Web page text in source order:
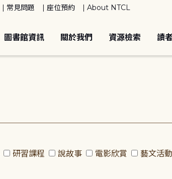
常見問題 座位預約 About NTCL
圖書館資訊 關於我們 資源檢索 讀
研習課程 說故事 電影欣賞 藝文活動